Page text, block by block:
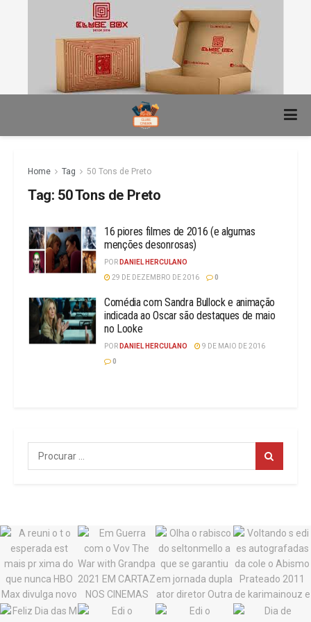
Home Tag 50 Tons de Preto
Tag: 50 Tons de Preto
16 piores filmes de 2016 (e algumas
menções desonrosas)
POR DANIEL HERCULANO
29 DE DEZEMBRO DE 2016
0
Comédia com Sandra Bullock e animação
indicada ao Oscar são destaques de maio
no Looke
POR DANIEL HERCULANO
9 DE MAIO DE 2016
0